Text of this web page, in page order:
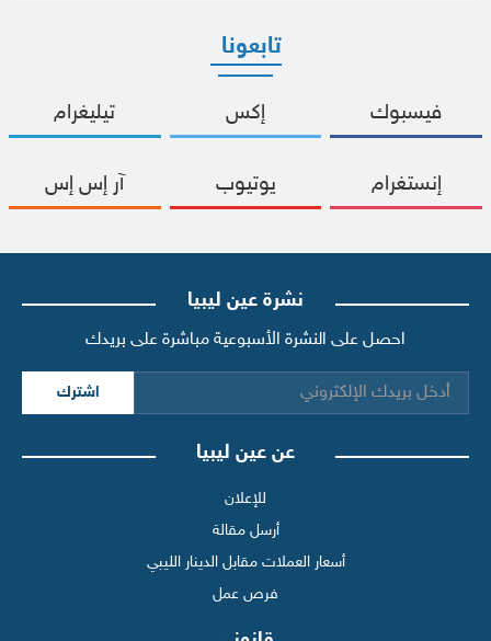
تابعونا
فيسبوك إكس تيليغرام
إنستغرام يوتيوب آر إس إس
نشرة عين ليبيا
احصل على النشرة الأسبوعية مباشرة على بريدك
اشترك
عن عين ليبيا
للإعلان
أرسل مقالة
أسعار العملات مقابل الدينار الليبي
فرص عمل